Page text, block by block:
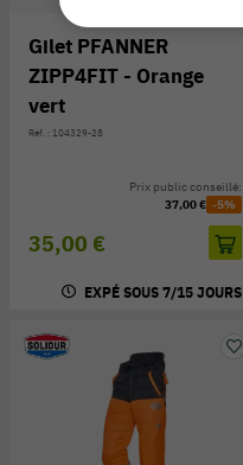
Gilet PFANNER
ZIPP4FIT - Orange
vert
Réf. : 104329-28
35,00 €
Prix public conseillé:
37,00 € -5%
EXPÉ SOUS 7/15 JOURS